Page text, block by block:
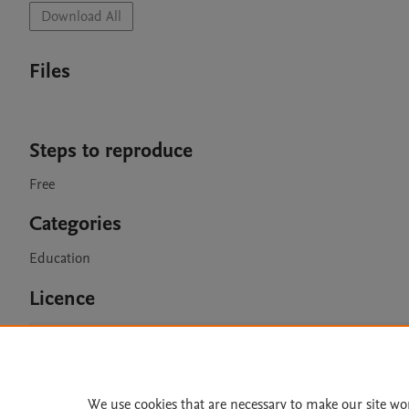
Download All
Files
Steps to reproduce
Free
Categories
Education
Licence
We use cookies that are necessary to make our site